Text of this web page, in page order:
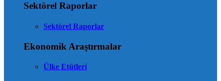
Sektörel Raporlar
Sektörel Raporlar
Ekonomik Araştırmalar
Ülke Etütleri